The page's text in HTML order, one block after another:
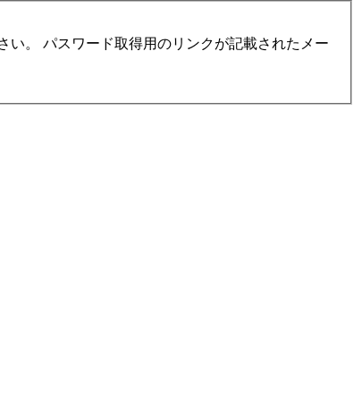
い。 パスワード取得用のリンクが記載されたメー